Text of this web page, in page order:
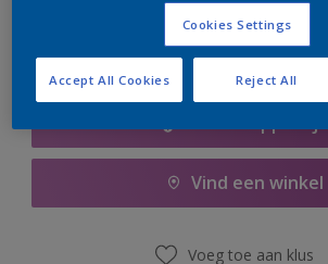
Vind een winkel
Voeg toe aan klus
Cookies Settings
Reject All
Accept All Cookies